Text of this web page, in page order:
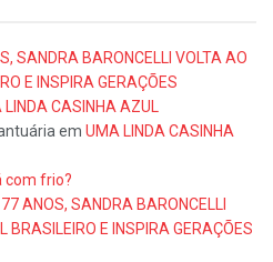
SANDRA BARONCELLI VOLTA AO
E INSPIRA GERAÇÕES
LINDA CASINHA AZUL
em UMA LINDA CASINHA
com frio?
ANOS, SANDRA BARONCELLI
BRASILEIRO E INSPIRA GERAÇÕES